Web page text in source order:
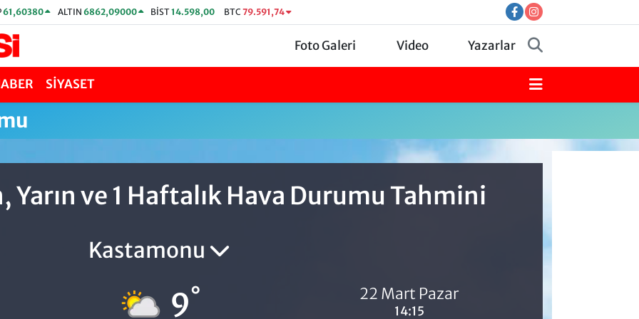
61,60380 ALTIN 6862,09000 BİST14.598,00 BTC 79.591,74
Foto Galeri Video Yazarlar
SİYASET
Yarın ve 1 Haftalık Hava Durumu Tahmini
Kastamonu
9° 22 Mart Pazar
14:15